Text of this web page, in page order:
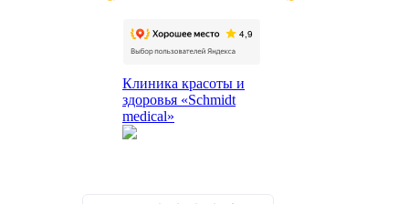
Клиника красоты и
здоровья «Schmidt
medical»